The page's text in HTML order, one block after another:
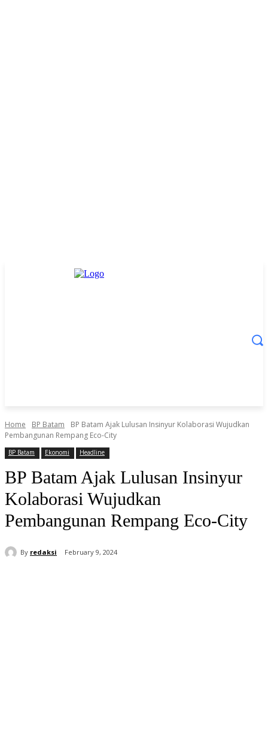
Home BP Batam
BP Batam Ajak Lulusan Insinyur Kolaborasi Wujudkan
Pembangunan Rempang Eco-City
BP Batam Ekonomi Headline
BP Batam Ajak Lulusan Insinyur
Kolaborasi Wujudkan
Pembangunan Rempang Eco-City
By redaksi February 9, 2024